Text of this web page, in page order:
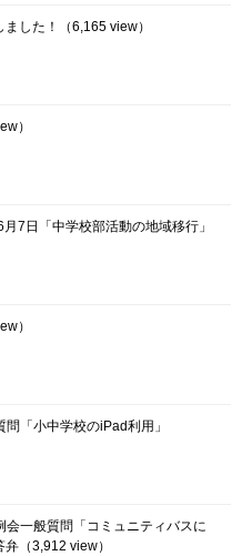
した！ （6,165 view）
）
月7日「中学校部活動の地域移行」
）
「小中学校のiPad利用」
一般質問「コミュニティバスに
弁 （3,912 view）